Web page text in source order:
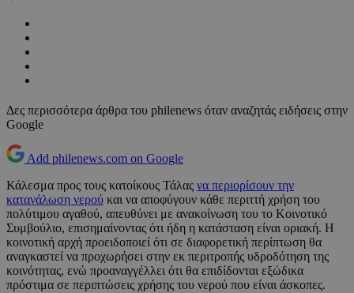
Δες περισσότερα άρθρα του philenews όταν αναζητάς ειδήσεις στην
Google
Add philenews.com on Google
Κάλεσμα προς τους κατοίκους Τάλας να περιορίσουν την
κατανάλωση νερού και να αποφύγουν κάθε περιττή χρήση του
πολύτιμου αγαθού, απευθύνει με ανακοίνωση του το Κοινοτικό
Συμβούλιο, επισημαίνοντας ότι ήδη η κατάσταση είναι οριακή. Η
κοινοτική αρχή προειδοποιεί ότι σε διαφορετική περίπτωση θα
αναγκαστεί να προχωρήσει στην εκ περιτροπής υδροδότηση της
κοινότητας, ενώ προαναγγέλλει ότι θα επιδίδονται εξώδικα
πρόστιμα σε περιπτώσεις χρήσης του νερού που είναι άσκοπες.